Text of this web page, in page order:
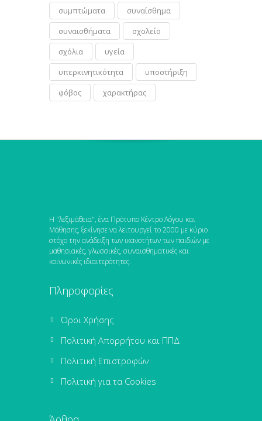
συμπτώματα
συναίσθημα
συναισθήματα
σχολείο
σχόλια
υγεία
υπερκινητικότητα
υποστήριξη
φόβος
χαρακτήρας
Η "λεξιμάθεια", ένα Πρότυπο Κέντρο Λόγου και
Μάθησης, ξεκίνησε να λειτουργεί το 2000 με κύριο
στόχο την ανάδειξη των ικανοτήτων των παιδιών με
μαθησιακές, γλωσσικές, συναισθηματικές και
κοινωνικές ιδιαιτερότητες.
Πληροφορίες
Όροι Χρήσης
Πολιτική Απορρήτου και ΠΠΔ
Πολιτική Επιστροφών
Πολιτική για τα Cookies